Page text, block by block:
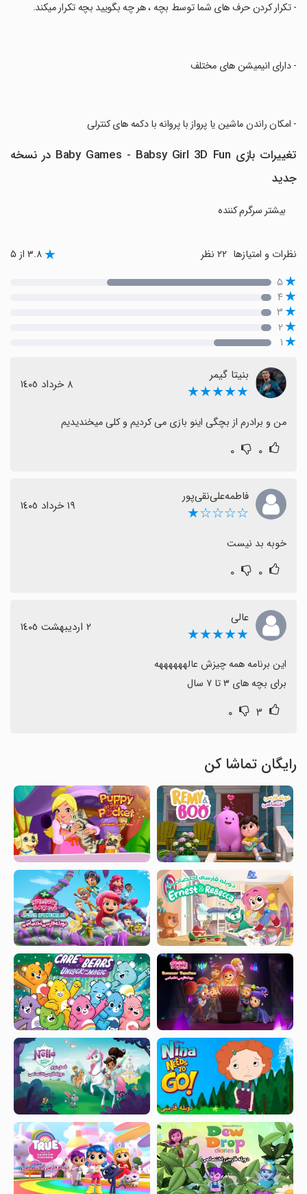
‏- تکرار کردن حرف های شما توسط بچه ، هر چه بگویید بچه تکرار میکند.
‏- دارای انیمیشن های مختلف
‏- امکان راندن ماشین یا پرواز با پروانه با دکمه های کنترلی
تغییرات بازی Baby Games - Babsy Girl 3D Fun در نسخه
جدید
بیشتر سرگرم کننده
نظرات و امتیازها ۳.۸ از ۵
۵
۴
۳
۲
۱
بنیتا گیمر
★★★★★ ٨ خرداد ١٤٠٥
من و برادرم از بچگی اینو بازی می کردیم و کلی میخندیدیم
۰ ۰
فاطمه‌علی‌نقی‌پور
☆☆☆☆★ ١٩ خرداد ١٤٠٥
خوبه بد نیست
۰ ۰
عالی
★★★★★ ٢ اردیبهشت ١٤٠٥
برای بچه های ۳ تا ۷ سال
۳ ۰
رایگان تماشا کن